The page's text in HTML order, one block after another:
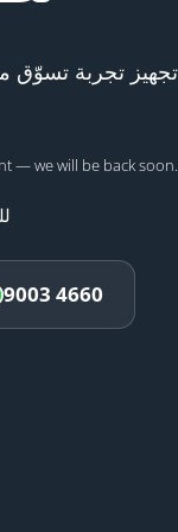
تجربة تسوّق
— we will be back soon.
9003 4660